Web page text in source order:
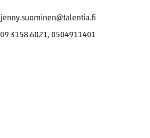
jenny.suominen@talentia.fi
09 3158 6021, 0504911401